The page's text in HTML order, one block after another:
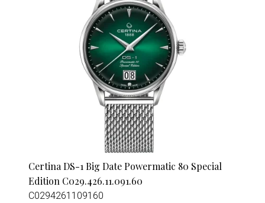
Certina DS-1 Big Date Powermatic 80 Special
Edition C029.426.11.091.60
C0294261109160